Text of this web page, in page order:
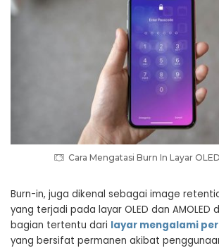
Cara Mengatasi Burn In Layar
Burn-in, juga dikenal sebagai image
yang terjadi pada layar OLED dan AMOLED
bagian tertentu dari layar mengalami
yang bersifat permanen akibat